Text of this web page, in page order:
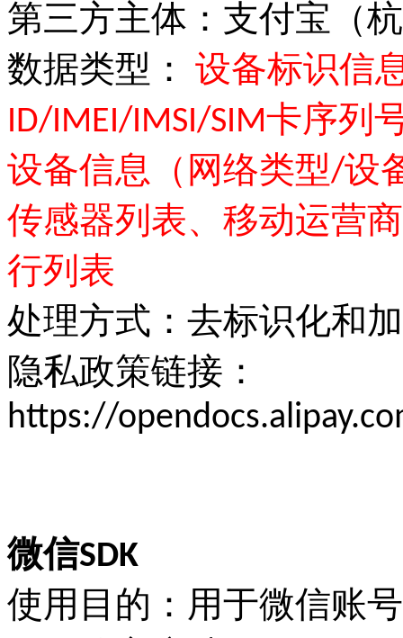
第三方主体：支付宝（
数据类型：
设备标识信
ID/IMEI/IMSI/SIM卡序列
设备信息（网络类型/设
传感器列表、移动运营
行列表
处理方式：去标识化和
隐私政策链接：
https://
微信SDK
使用目的：用于微信账